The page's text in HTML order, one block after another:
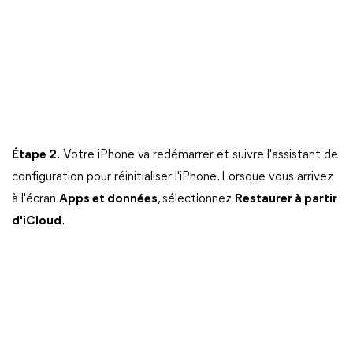
Étape 2. Votre iPhone va redémarrer et suivre l'assistant de
configuration pour réinitialiser l'iPhone. Lorsque vous arrivez
à l'écran Apps et données, sélectionnez Restaurer à partir
d'iCloud.